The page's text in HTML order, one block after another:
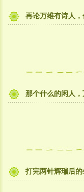
再论万维有诗人
那个什么的闲人
打完两针辉瑞后